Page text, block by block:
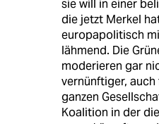
sie will in einer
die jetzt Merkel
europapolitisch
lähmend. Die
moderieren gar
vernünftiger,
ganzen
Koalition in der